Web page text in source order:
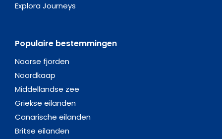
Explora Journeys
Populaire bestemmingen
Noorse fjorden
Noordkaap
Middellandse zee
Griekse eilanden
Canarische eilanden
Britse eilanden